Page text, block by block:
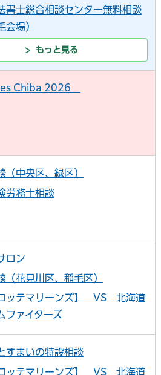
書士総合相談センター無料相談
会場）
もっと見る
Chiba 2026
（中央区、緑区）
労務士相談
ロン
（花見川区、稲毛区）
ロッテマリーンズ】 VS 北海道
ファイターズ
すまいの特設相談
ロッテマリーンズ】 VS 北海道